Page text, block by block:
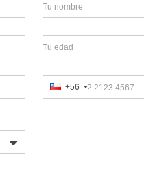
Tu nombre
Tu edad
+56 2 2123 4567